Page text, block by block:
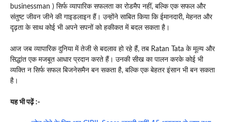
businessman ) सिर्फ व्यापारिक सफलता का रोडमैप नहीं, बल्कि एक सफल और
संतुष्ट जीवन जीने की गाइडलाइन हैं। उन्होंने साबित किया कि ईमानदारी, मेहनत और
दृढ़ता के साथ कोई भी अपने सपनों को हकीकत में बदल सकता है।
आज जब व्यापारिक दुनिया में तेजी से बदलाव हो रहे हैं, तब Ratan Tata के मूल्य और
सिद्धांत एक मजबूत आधार प्रदान करते हैं। उनकी सीख का पालन करके कोई भी
व्यक्ति न सिर्फ सफल बिजनेसमैन बन सकता है, बल्कि एक बेहतर इंसान भी बन सकता
है।
यह भी पढ़ें :-